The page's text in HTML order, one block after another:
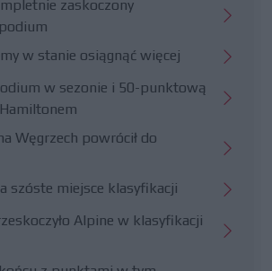
zaskoczony
w stanie osiągnąć więcej
w sezonie i 50-punktową
Węgrzech powrócił do
szóste miejsce klasyfikacji
Alpine w klasyfikacji